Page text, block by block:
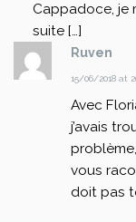
Cappadoce, je
suite […]
Ruven
15/06/2018 at
Avec
j’avais
vous
doit pas